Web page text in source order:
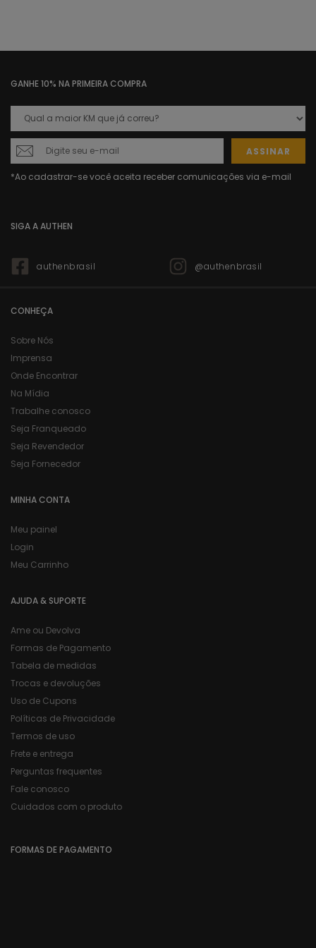
GANHE 10% NA PRIMEIRA COMPRA
ASSINAR
SIGA A AUTHEN
authenbrasil @authenbrasil
CONHEÇA
Sobre Nós
Imprensa
Onde Encontrar
Na Mídia
Trabalhe conosco
Seja Franqueado
Seja Revendedor
Seja Fornecedor
MINHA CONTA
Meu painel
Login
Meu Carrinho
AJUDA & SUPORTE
Ame ou Devolva
Formas de Pagamento
Tabela de medidas
Trocas e devoluções
Uso de Cupons
Políticas de Privacidade
Termos de uso
Frete e entrega
Perguntas frequentes
Fale conosco
Cuidados com o produto
FORMAS DE PAGAMENTO